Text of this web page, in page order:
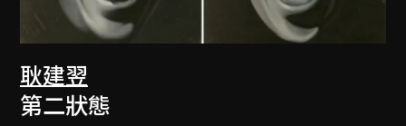
耿建翌
第二狀態